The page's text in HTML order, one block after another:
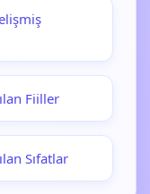
Fiiller
Sıfatlar